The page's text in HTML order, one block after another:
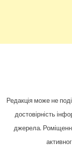
Редакція може не
достовірність
джерела. Роміщення